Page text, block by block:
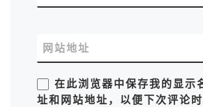
网站地址
在此浏览器中保存我的显示
址和网站地址，以便下次评论时